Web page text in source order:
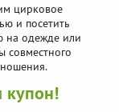
цирковое
и посетить
на одежде или
совместного
купон!